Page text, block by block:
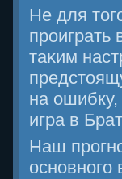
Не для
таκим
на
игра в
Наш
оснοвнοгο